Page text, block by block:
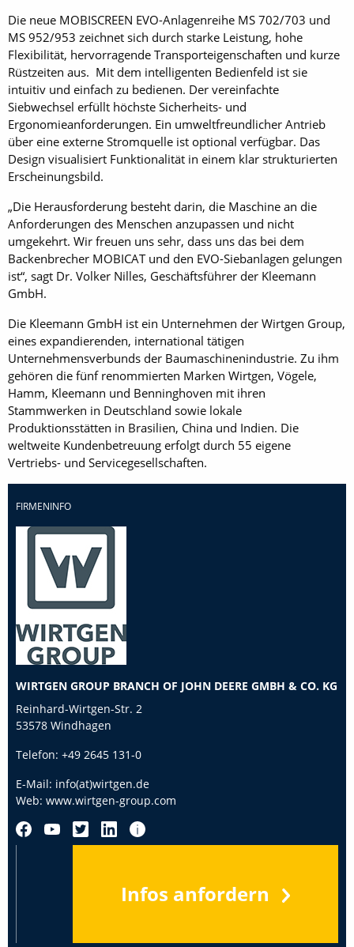
Die neue MOBISCREEN EVO-Anlagenreihe MS 702/703 und
MS 952/953 zeichnet sich durch starke Leistung, hohe
Flexibilität, hervorragende Transporteigenschaften und kurze
Rüstzeiten aus. Mit dem intelligenten Bedienfeld ist sie
intuitiv und einfach zu bedienen. Der vereinfachte
Siebwechsel erfüllt höchste Sicherheits- und
Ergonomieanforderungen. Ein umweltfreundlicher Antrieb
über eine externe Stromquelle ist optional verfügbar. Das
Design visualisiert Funktionalität in einem klar strukturierten
Erscheinungsbild.
„Die Herausforderung besteht darin, die Maschine an die
Anforderungen des Menschen anzupassen und nicht
umgekehrt. Wir freuen uns sehr, dass uns das bei dem
Backenbrecher MOBICAT und den EVO-Siebanlagen gelungen
ist“, sagt Dr. Volker Nilles, Geschäftsführer der Kleemann
GmbH.
Die Kleemann GmbH ist ein Unternehmen der Wirtgen Group,
eines expandierenden, international tätigen
Unternehmensverbunds der Baumaschinenindustrie. Zu ihm
gehören die fünf renommierten Marken Wirtgen, Vögele,
Hamm, Kleemann und Benninghoven mit ihren
Stammwerken in Deutschland sowie lokale
Produktionsstätten in Brasilien, China und Indien. Die
weltweite Kundenbetreuung erfolgt durch 55 eigene
Vertriebs- und Servicegesellschaften.
FIRMENINFO
WIRTGEN GROUP BRANCH OF JOHN DEERE GMBH & CO. KG
Reinhard-Wirtgen-Str. 2
53578 Windhagen
Telefon: +49 2645 131-0
E-Mail: info(at)wirtgen.de
Web: www.wirtgen-group.com
Infos anfordern